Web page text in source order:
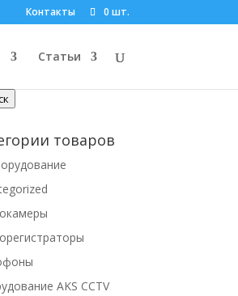
Контакты 0 шт.
Статьи
по товарам
товаров
AKS CCTV